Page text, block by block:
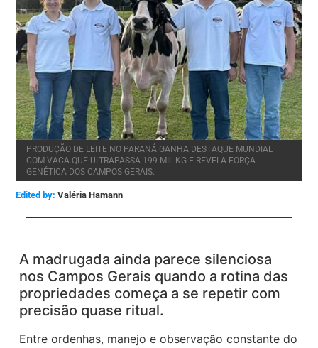
PRODUÇÃO DE LEITE NO PARANÁ GANHA DESTAQUE MUNDIAL
COM VACA QUE ULTRAPASSA 199 MIL KG E REVELA FORÇA
GENÉTICA DOS CAMPOS GERAIS.
Edited by: Valéria Hamann
A madrugada ainda parece silenciosa
nos Campos Gerais quando a rotina das
propriedades começa a se repetir com
precisão quase ritual.
Entre ordenhas, manejo e observação constante do